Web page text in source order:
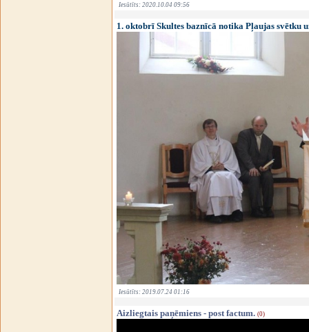
Iesūtīts: 2020.10.04 09:56
1. oktobrī Skultes baznīcā notika Pļaujas svētku
Iesūtīts: 2019.07.24 01:16
Aizliegtais paņēmiens - post factum. (0)